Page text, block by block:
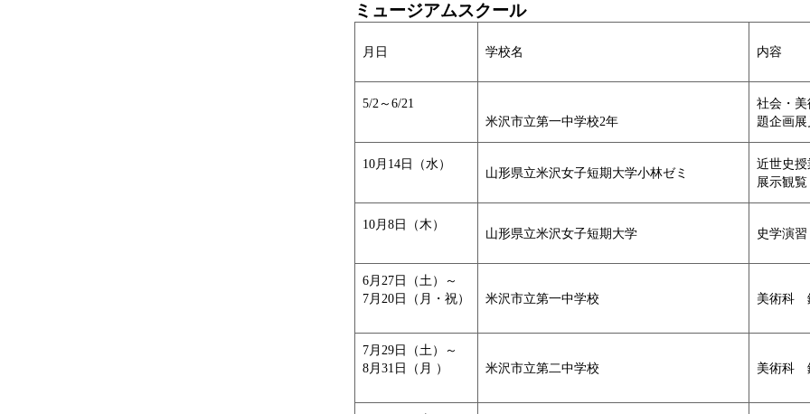
ミュージアムスクール
月日 学校名 内容
5/2～6/21
米沢市立第一中学校2年
社会・
題企画
10月14日（水）
山形県立米沢女子短期大学小林ゼミ
近世史
展示観覧
10月8日（木）
山形県立米沢女子短期大学 史学演習
6月27日（土）～
7月20日（月・祝）
米沢市立第一中学校 美術科
7月29日（土）～
8月31日（月 ）
米沢市立第二中学校 美術科